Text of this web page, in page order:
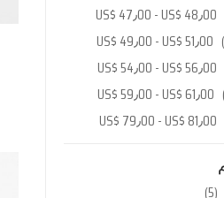
US$ 47٫00 - US$ 48٫00
US$ 49٫00 - US$ 51٫00
US$ 54٫00 - US$ 56٫00
US$ 59٫00 - US$ 61٫00
US$ 79٫00 - US$ 81٫00
(5)